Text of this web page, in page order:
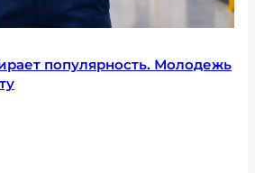
популярность. Молодежь